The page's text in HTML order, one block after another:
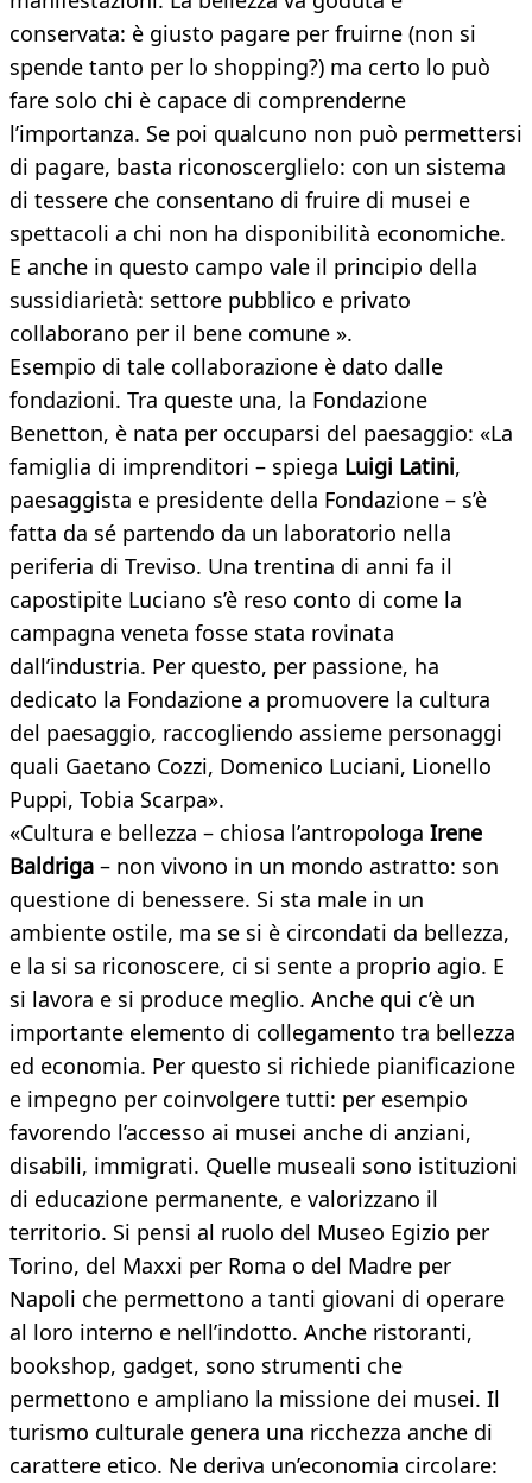
conservata: è giusto pagare per fruirne (non si
spende tanto per lo shopping?) ma certo lo può
fare solo chi è capace di comprenderne
l’importanza. Se poi qualcuno non può permettersi
di pagare, basta riconoscerglielo: con un sistema
di tessere che consentano di fruire di musei e
spettacoli a chi non ha disponibilità economiche.
E anche in questo campo vale il principio della
sussidiarietà: settore pubblico e privato
collaborano per il bene comune ».
Esempio di tale collaborazione è dato dalle
fondazioni. Tra queste una, la Fondazione
Benetton, è nata per occuparsi del paesaggio: «La
famiglia di imprenditori – spiega Luigi Latini,
paesaggista e presidente della Fondazione – s’è
fatta da sé partendo da un laboratorio nella
periferia di Treviso. Una trentina di anni fa il
capostipite Luciano s’è reso conto di come la
campagna veneta fosse stata rovinata
dall’industria. Per questo, per passione, ha
dedicato la Fondazione a promuovere la cultura
del paesaggio, raccogliendo assieme personaggi
quali Gaetano Cozzi, Domenico Luciani, Lionello
Puppi, Tobia Scarpa».
«Cultura e bellezza – chiosa l’antropologa Irene
Baldriga – non vivono in un mondo astratto: son
questione di benessere. Si sta male in un
ambiente ostile, ma se si è circondati da bellezza,
e la si sa riconoscere, ci si sente a proprio agio. E
si lavora e si produce meglio. Anche qui c’è un
importante elemento di collegamento tra bellezza
ed economia. Per questo si richiede pianificazione
e impegno per coinvolgere tutti: per esempio
favorendo l’accesso ai musei anche di anziani,
disabili, immigrati. Quelle museali sono istituzioni
di educazione permanente, e valorizzano il
territorio. Si pensi al ruolo del Museo Egizio per
Torino, del Maxxi per Roma o del Madre per
Napoli che permettono a tanti giovani di operare
al loro interno e nell’indotto. Anche ristoranti,
bookshop, gadget, sono strumenti che
permettono e ampliano la missione dei musei. Il
turismo culturale genera una ricchezza anche di
carattere etico. Ne deriva un’economia circolare: